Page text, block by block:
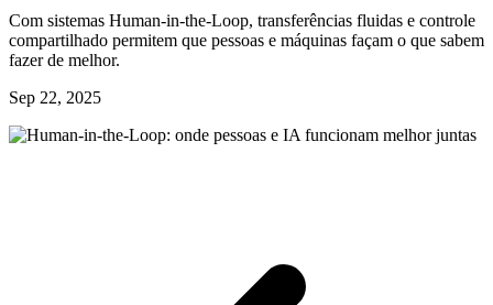
Com sistemas Human-in-the-Loop, transferências fluidas e controle
compartilhado permitem que pessoas e máquinas façam o que sabem
fazer de melhor.
Sep 22, 2025